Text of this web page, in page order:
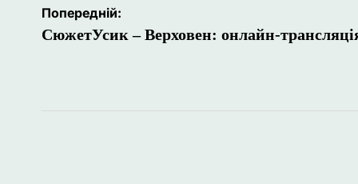
Навігація
записів
Попередній:
СюжетУсик – Верховен: онлайн-